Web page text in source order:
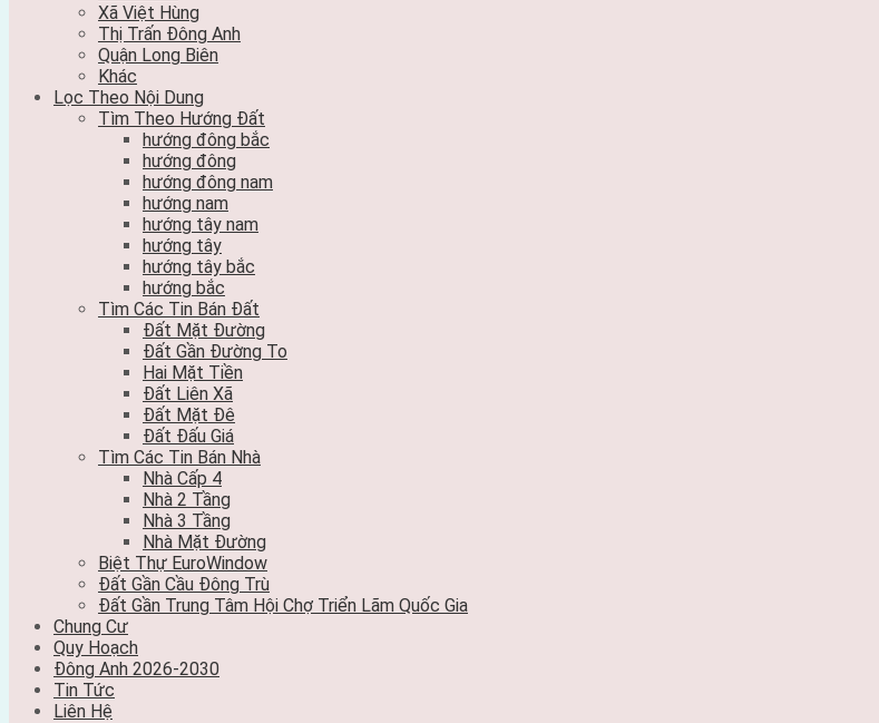
Xã Việt Hùng
Thị Trấn Đông Anh
Quận Long Biên
Khác
Lọc Theo Nội Dung
Tìm Theo Hướng Đất
hướng đông bắc
hướng đông
hướng đông nam
hướng nam
hướng tây nam
hướng tây
hướng tây bắc
hướng bắc
Tìm Các Tin Bán Đất
Đất Mặt Đường
Đất Gần Đường To
Hai Mặt Tiền
Đất Liên Xã
Đất Mặt Đê
Đất Đấu Giá
Tìm Các Tin Bán Nhà
Nhà Cấp 4
Nhà 2 Tầng
Nhà 3 Tầng
Nhà Mặt Đường
Biệt Thự EuroWindow
Đất Gần Cầu Đông Trù
Đất Gần Trung Tâm Hội Chợ Triển Lãm Quốc Gia
Chung Cư
Quy Hoạch
Đông Anh 2026-2030
Tin Tức
Liên Hệ